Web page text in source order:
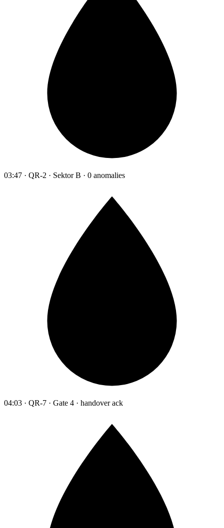
03:47 · QR-2 · Sektor B · 0 anomalies
04:03 · QR-7 · Gate 4 · handover ack